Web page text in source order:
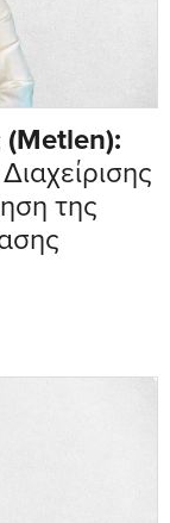
(Metlen):
της